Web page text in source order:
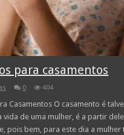
para casamentos
0 404
Casamentos O casamento é
de uma mulher, é a partir
pois bem, para este dia a mulher